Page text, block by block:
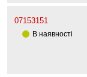
07153151
В наявності